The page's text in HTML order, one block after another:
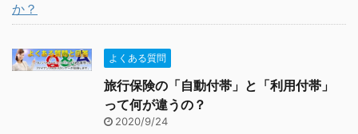
か？
よくある質問
旅行保険の「自動付帯」と「利用付帯」
って何が違うの？
2020/9/24